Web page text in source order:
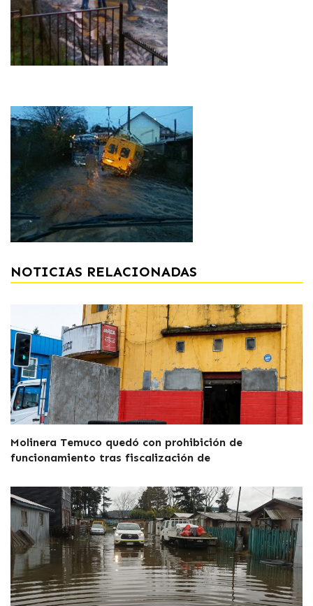
NOTICIAS RELACIONADAS
Molinera Temuco quedó con prohibición de
funcionamiento tras fiscalización de